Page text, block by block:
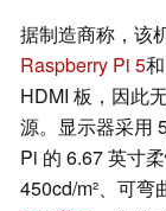
据制造商称，该
Raspberry Pi 5
HDMI 板，因此
源。显示器采用
Pi 的 6.67 英寸
450cd/m²、可